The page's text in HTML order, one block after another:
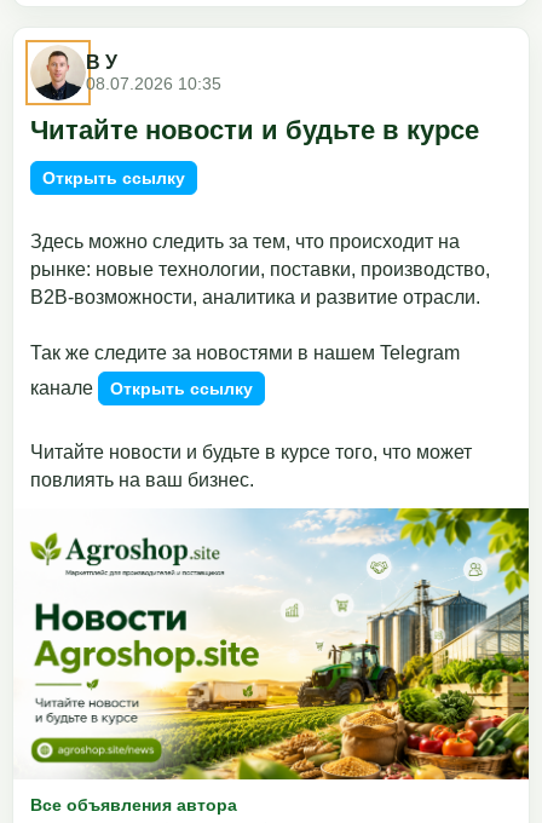
В У
08.07.2026 10:35
Читайте новости и будьте в курсе
Открыть ссылку
Здесь можно следить за тем, что происходит на
рынке: новые технологии, поставки, производство,
B2B-возможности, аналитика и развитие отрасли.
Так же следите за новостями в нашем Telegram
канале
Открыть ссылку
Читайте новости и будьте в курсе того, что может
повлиять на ваш бизнес.
Все объявления автора